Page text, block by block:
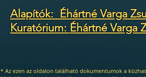
Alapítók: Éhártné Varga
Kuratórium: Éhártné Varga
* Az ezen az oldalon található dokumentumok a